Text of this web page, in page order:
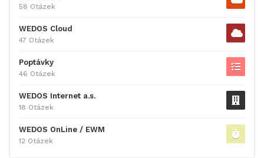
58 Otázek
WEDOS Cloud
47 Otázek
Poptávky
46 Otázek
WEDOS Internet a.s.
18 Otázek
WEDOS OnLine / EWM
12 Otázek